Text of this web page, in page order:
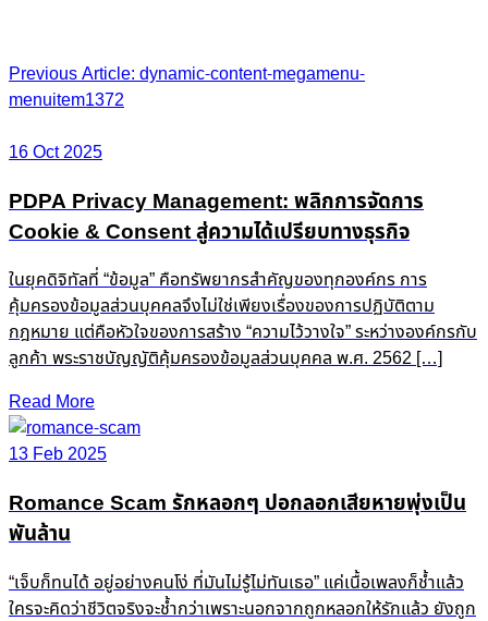
Post
navigation
Previous Article: dynamic-content-megamenu-
menuitem1372
16 Oct 2025
PDPA Privacy Management: พลิกการจัดการ
Cookie & Consent สู่ความได้เปรียบทางธุรกิจ
ในยุคดิจิทัลที่ “ข้อมูล” คือทรัพยากรสำคัญของทุกองค์กร การ
คุ้มครองข้อมูลส่วนบุคคลจึงไม่ใช่เพียงเรื่องของการปฏิบัติตาม
กฎหมาย แต่คือหัวใจของการสร้าง “ความไว้วางใจ” ระหว่างองค์กรกับ
ลูกค้า พระราชบัญญัติคุ้มครองข้อมูลส่วนบุคคล พ.ศ. 2562 […]
Read More
13 Feb 2025
Romance Scam รักหลอกๆ ปอกลอกเสียหายพุ่งเป็น
พันล้าน
“เจ็บก็ทนได้ อยู่อย่างคนโง่ ที่มันไม่รู้ไม่ทันเธอ” แค่เนื้อเพลงก็ช้ำแล้ว
ใครจะคิดว่าชีวิตจริงจะช้ำกว่าเพราะนอกจากถูกหลอกให้รักแล้ว ยังถูก